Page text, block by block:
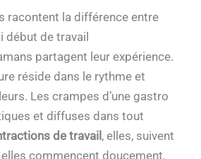
racontent la différence entre
début de travail
partagent leur expérience.
réside dans le rythme et
Les crampes d’une gastro
et diffuses dans tout
de travail , elles, suivent
commencent doucement,